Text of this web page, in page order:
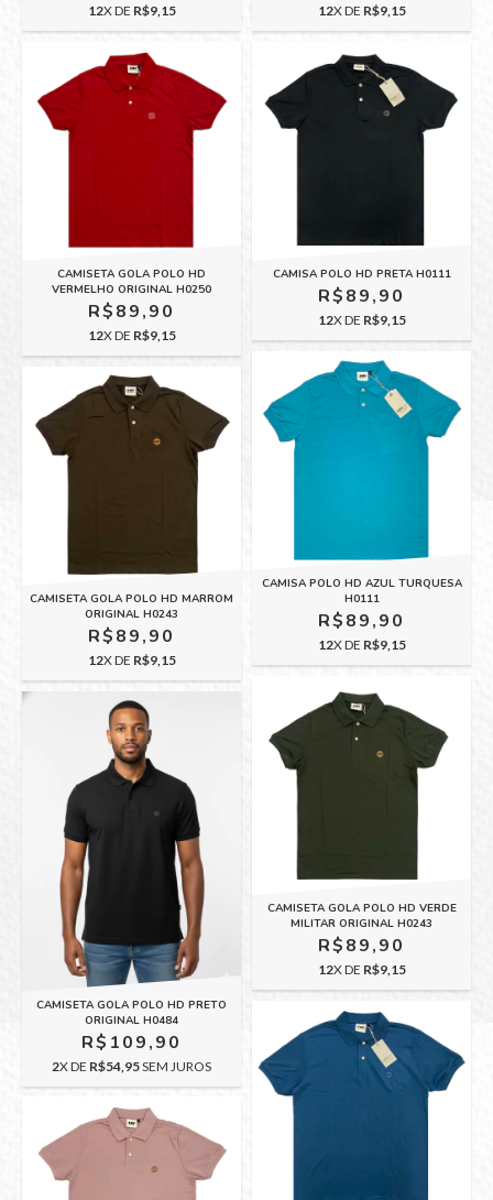
12X DE R$9,15 12X DE R$9,15
CAMISETA GOLA POLO HD
VERMELHO ORIGINAL H0250
R$89,90
12X DE R$9,15
CAMISA POLO HD PRETA H0111
R$89,90
12X DE R$9,15
CAMISETA GOLA POLO HD MARROM
ORIGINAL H0243
R$89,90
12X DE R$9,15
CAMISA POLO HD AZUL TURQUESA
H0111
R$89,90
12X DE R$9,15
CAMISETA GOLA POLO HD PRETO
ORIGINAL H0484
R$109,90
2X DE R$54,95SEM JUROS
CAMISETA GOLA POLO HD VERDE
MILITAR ORIGINAL H0243
R$89,90
12X DE R$9,15